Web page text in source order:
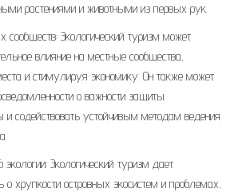
растениями и животными из первых рук.
Экологический туризм может
влияние на местные сообщества,
и стимулируя экономику. Он также может
о важности защиты
содействовать устойчивым методам ведения
Экологический туризм дает
о хрупкости островных экосистем и проблемах,